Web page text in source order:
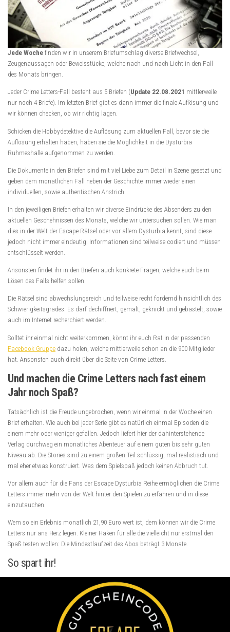
Jede Woche finden wir in unserem Briefumschlag diverse Briefwechsel,
Zeugenaussagen oder Beweisstücke, welche nach und nach Licht in den Fall
des Monats bringen.
Jeder Crime Letters-Fall besteht aus 5 Briefen (Update 22.08.2021 mittlerweile
nur noch 4 Briefe). Im letzten Brief gibt es dann immer die finale Auflösung und
wir können checken, ob wir richtig lagen.
Schicken die Hobbydetektive die Auflösung zum aktuellen Fall, bevor sie die
Auflösung erhalten haben, haben sie die Möglichkeit in die Dysturbia
Ruhmeshalle aufgenommen zu werden.
Die Dokumente in den Briefen sind mit viel Liebe zum Detail in Szene gesetzt und
geben dem monatlichen Fall neben der Geschichte immer wieder einen
individuellen, sowie authentischen Anstrich.
In den jeweiligen Briefen erhalten wir diverse Eindrücke des Absenders zu den
aktuellen Geschehnissen des Monats, welche wir untersuchen sollen. Wie man
dies in der Welt der Escape Rätsel oder vor allem Dysturbia kennt, sind diese
jedoch nicht immer eindeutig. Informationen sind teilweise codiert und müssen
entschlüsselt werden.
Ansonsten findet ihr in den Briefen auch konkrete Fragen, welche euch beim
Lösen des Falls helfen sollen.
Die Rätsel sind abwechslungsreich und teilweise recht fordernd hinsichtlich des
Schwierigkeitsgrades. Es darf dechiffriert, gemalt, geknickt und gebastelt, sowie
auch im Internet recherchiert werden.
Solltet ihr einmal nicht weiterkommen, könnt ihr euch Rat in der passenden
Facebook Gruppe dazu holen, welche mittlerweile schon an die 900 Mitglieder
hat. Ansonsten auch direkt über die Seite von Crime Letters.
Und machen die Crime Letters nach fast einem
Jahr noch Spaß?
Tatsächlich ist die Freude ungebrochen, wenn wir einmal in der Woche einen
Brief erhalten. Wie auch bei jeder Serie gibt es natürlich einmal Episoden die
einem mehr oder weniger gefallen. Jedoch liefert hier der dahinterstehende
Verlag durchweg ein monatliches Abenteuer auf einem guten bis sehr guten
Niveau ab. Die Stories sind zu einem großen Teil schlüssig, mal realistisch und
mal eher etwas konstruiert. Was dem Spielspaß jedoch keinen Abbruch tut.
Vor allem auch für die Fans der Escape Dysturbia Reihe ermöglichen die Crime
Letters immer mehr von der Welt hinter den Spielen zu erfahren und in diese
einzutauchen.
Wem so ein Erlebnis monatlich 21,90 Euro wert ist, dem können wir die Crime
Letters nur ans Herz legen. Kleiner Haken für alle die vielleicht nur erstmal den
Spaß testen wollen: Die Mindestlaufzeit des Abos beträgt 3 Monate.
So spart ihr!